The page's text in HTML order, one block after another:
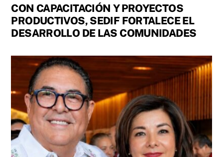
CON CAPACITACIÓN Y PROYECTOS
PRODUCTIVOS, SEDIF FORTALECE EL
DESARROLLO DE LAS COMUNIDADES